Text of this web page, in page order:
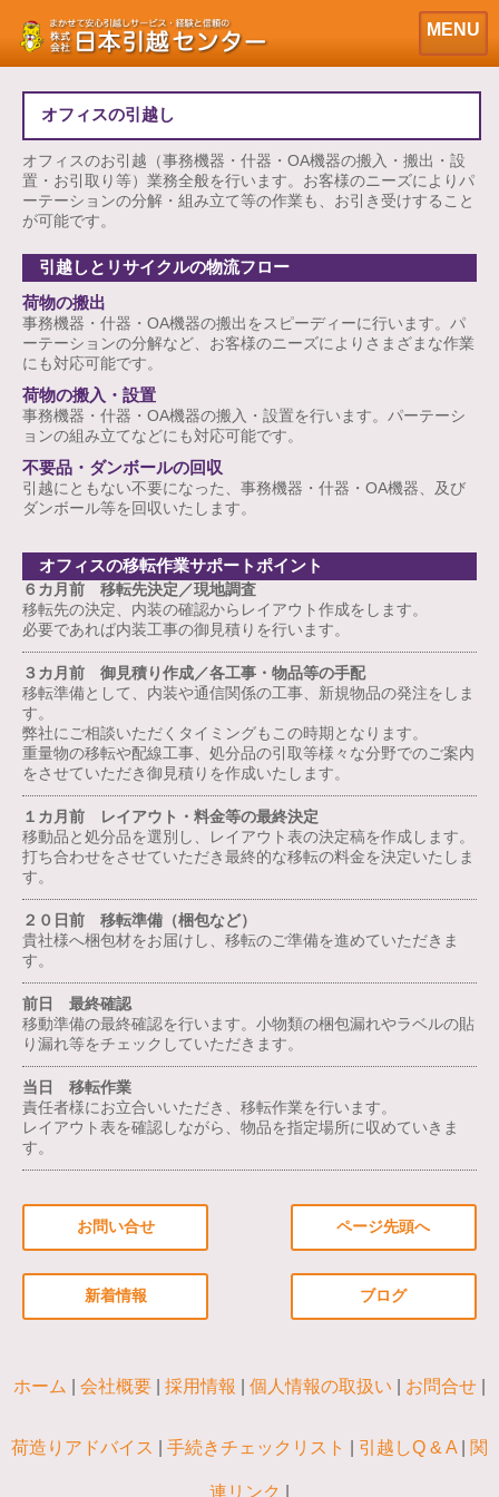
MENU
オフィスの引越し
オフィスのお引越（事務機器・什器・OA機器の搬入・搬出・設
置・お引取り等）業務全般を行います。お客様のニーズによりパ
ーテーションの分解・組み立て等の作業も、お引き受けすること
が可能です。
引越しとリサイクルの物流フロー
荷物の搬出
事務機器・什器・OA機器の搬出をスピーディーに行います。パ
ーテーションの分解など、お客様のニーズによりさまざまな作業
にも対応可能です。
荷物の搬入・設置
事務機器・什器・OA機器の搬入・設置を行います。パーテーシ
ョンの組み立てなどにも対応可能です。
不要品・ダンボールの回収
引越にともない不要になった、事務機器・什器・OA機器、及び
ダンボール等を回収いたします。
オフィスの移転作業サポートポイント
６カ月前 移転先決定／現地調査
移転先の決定、内装の確認からレイアウト作成をします。
必要であれば内装工事の御見積りを行います。
３カ月前 御見積り作成／各工事・物品等の手配
移転準備として、内装や通信関係の工事、新規物品の発注をしま
す。
弊社にご相談いただくタイミングもこの時期となります。
重量物の移転や配線工事、処分品の引取等様々な分野でのご案内
をさせていただき御見積りを作成いたします。
１カ月前 レイアウト・料金等の最終決定
移動品と処分品を選別し、レイアウト表の決定稿を作成します。
打ち合わせをさせていただき最終的な移転の料金を決定いたしま
す。
２０日前 移転準備（梱包など）
貴社様へ梱包材をお届けし、移転のご準備を進めていただきま
す。
前日 最終確認
移動準備の最終確認を行います。小物類の梱包漏れやラベルの貼
り漏れ等をチェックしていただきます。
当日 移転作業
責任者様にお立合いいただき、移転作業を行います。
レイアウト表を確認しながら、物品を指定場所に収めていきま
す。
お問い合せ ページ先頭へ
ブログ
新着情報
ホーム 会社概要 採用情報 個人情報の取扱い お問合せ
荷造りアドバイス 手続きチェックリスト 引越しQ & A 関
連リンク